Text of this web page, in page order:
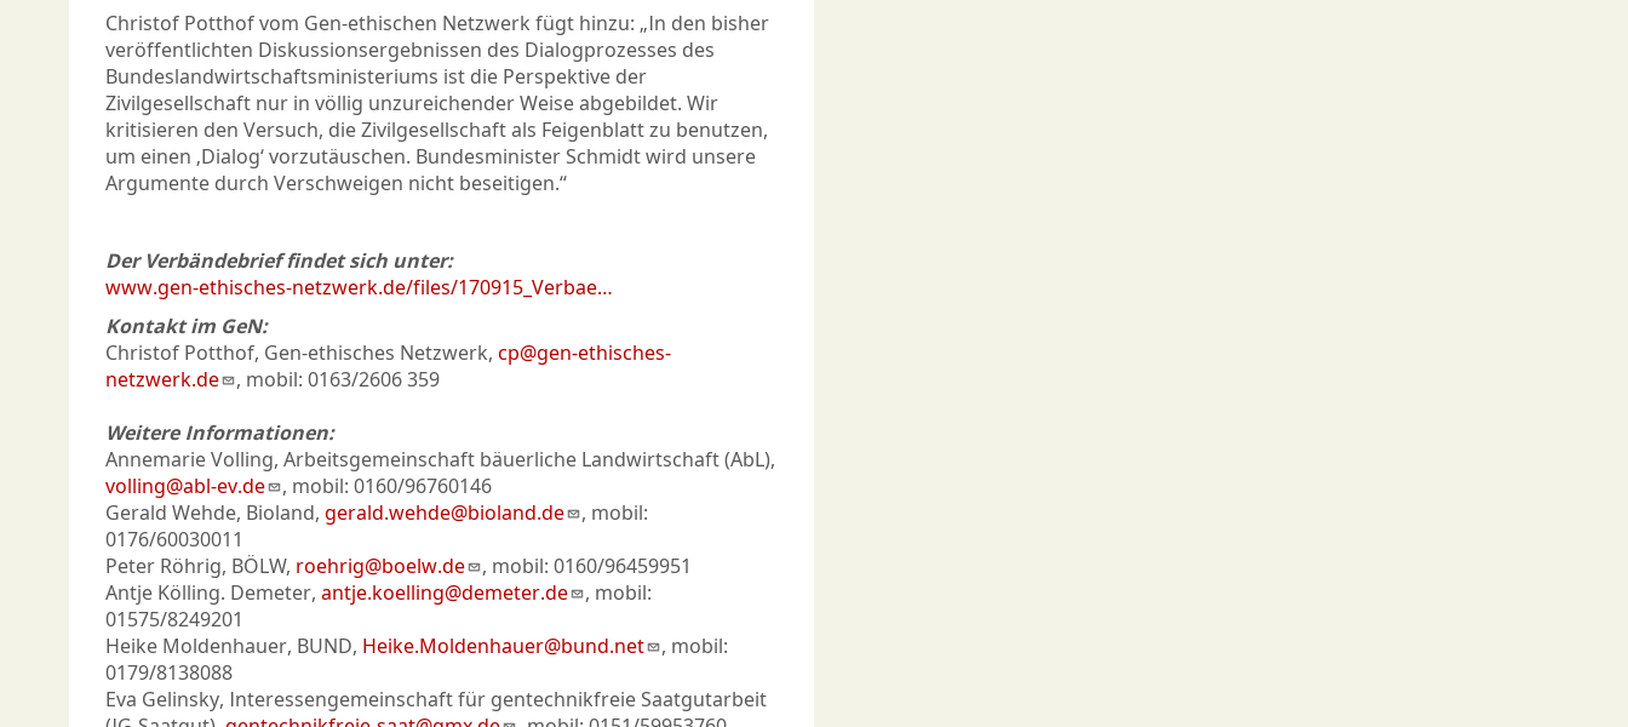
Christof Potthof vom Gen-ethischen Netzwerk fügt hinzu: „In den bisher
veröffentlichten Diskussions­ergeb­nissen des Dialogprozesses des
Bundeslandwirtschaftsministeriums ist die Perspektive der
Zivilgesellschaft nur in völlig unzureichender Weise abgebildet. Wir
kritisieren den Versuch, die Zivilgesellschaft als Feigen­blatt zu benutzen,
um einen ‚Dialog‘ vorzutäuschen. Bundesminister Schmidt wird unsere
Argumente durch Verschweigen nicht beseitigen.“
Der Verbändebrief findet sich unter:
www.gen-ethisches-netzwerk.de/files/170915_Verbae…
Kontakt im GeN:
Christof Potthof, Gen-ethisches Netzwerk, cp@gen-ethisches-
netzwerk.de
, mobil: 0163/2606 359
Weitere Informationen:
Annemarie Volling, Arbeitsgemeinschaft bäuerliche Landwirtschaft (AbL),
volling@abl-ev.de
, mobil: 0160/96760146
Gerald Wehde, Bioland, gerald.wehde@bioland.de
, mobil:
0176/60030011
Peter Röhrig, BÖLW, roehrig@boelw.de
, mobil: 0160/96459951
Antje Kölling. Demeter, antje.koelling@demeter.de
, mobil:
01575/8249201
Heike Moldenhauer, BUND, Heike.Moldenhauer@bund.net
, mobil:
0179/8138088
Eva Gelinsky, Interessengemeinschaft für gentechnikfreie Saatgutarbeit